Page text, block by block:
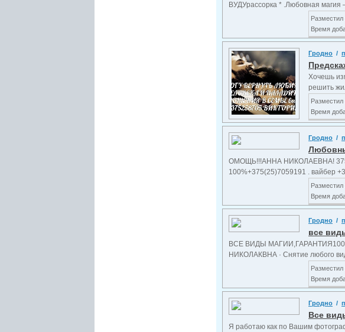
ВУДУрассорка * .Любовная магия
Разместил
Время
Гродно /
Хочешь
решить
Разместил
Время
Гродно /
ОМОЩЬ!!!АННА НИКОЛАЕВНА!
100%+375(25)7059191 . вайбер
Разместил
Время
Гродно /
все
ВСЕ ВИДЫ МАГИИ,ГАРАНТИЯ100%
НИКОЛАКВНА · Снятие любого
Разместил
Время
Гродно /
Все
Я работаю как по Вашим